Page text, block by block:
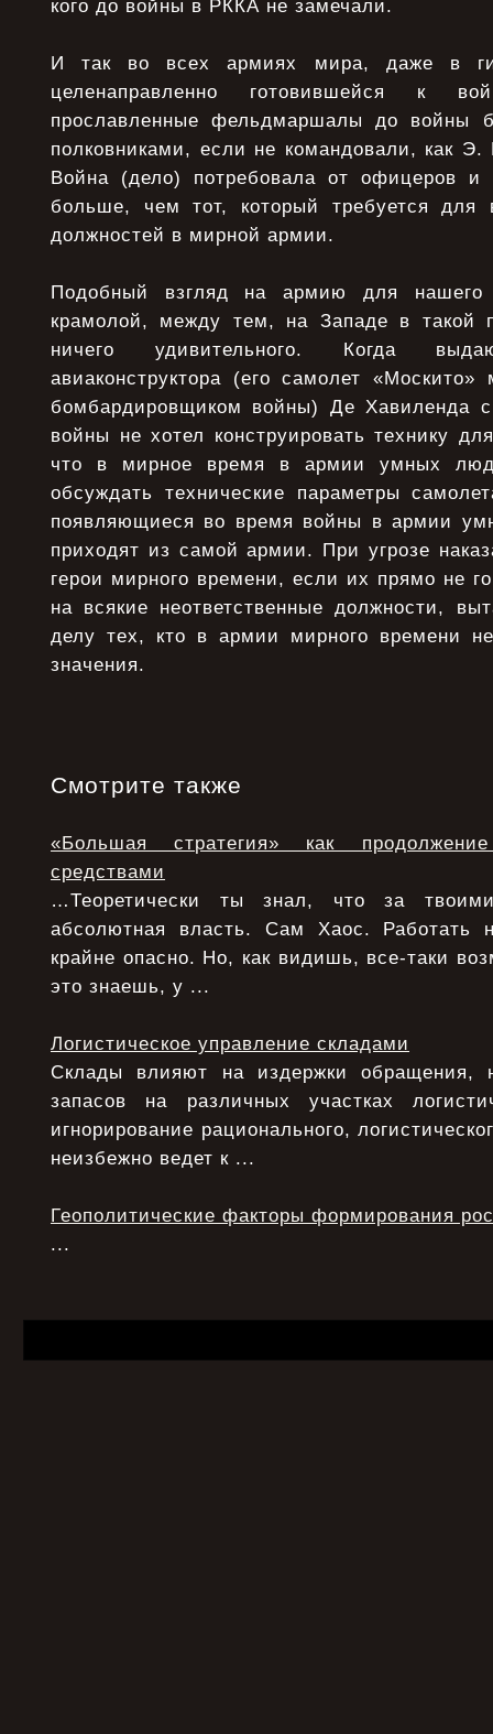
кого до войны в РККА не замечали.
И так во всех армиях мира, даже в
целенаправленно готовившейся к
прославленные фельдмаршалы до войны
полковниками, если не командовали, как
Война (дело) потребовала от офицеров и
больше, чем тот, который требуется для
должностей в мирной армии.
Подобный взгляд на армию для нашего
крамолой, между тем, на Западе в такой
ничего удивительного. Когда
авиаконструктора (его самолет
бомбардировщиком войны) Де Хавиленда
войны не хотел конструировать технику
что в мирное время в армии умных
обсуждать технические параметры
появляющиеся во время войны в армии
приходят из самой армии. При угрозе
герои мирного времени, если их прямо не
на всякие неответственные должности,
делу тех, кто в армии мирного времени
значения.
Смотрите также
«Большая стратегия» как
средствами
…Теоретически ты знал, что за
абсолютная власть. Сам Хаос. Работать
крайне опасно. Но, как видишь, все-таки
это знаешь, у ...
Логистическое управление складами
Склады влияют на издержки обращения,
запасов на различных участках
игнорирование рационального,
неизбежно ведет к ...
Геополитические факторы формирования
...